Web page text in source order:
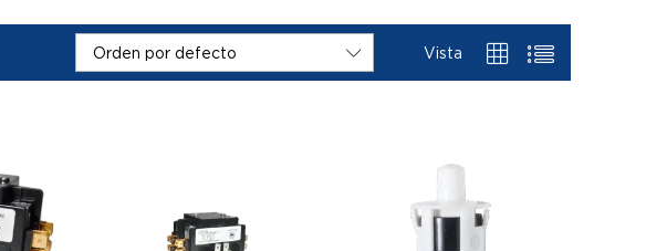
Vista
Orden por defecto